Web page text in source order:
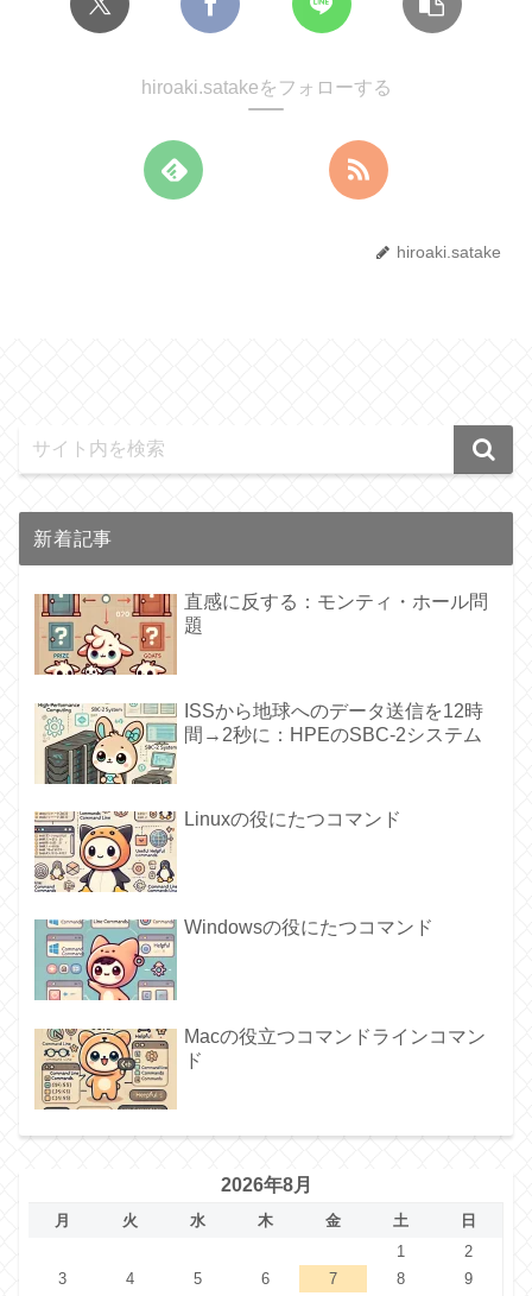
hiroaki.satakeをフォローする
hiroaki.satake
新着記事
直感に反する：モンティ・ホール問
題
ISSから地球へのデータ送信を12時
間→2秒に：HPEのSBC-2システム
Linuxの役にたつコマンド
Windowsの役にたつコマンド
Macの役立つコマンドラインコマン
ド
2026年8月
月 火 水 木 金 土
日
1
2
3
4 5 6 7 8
9